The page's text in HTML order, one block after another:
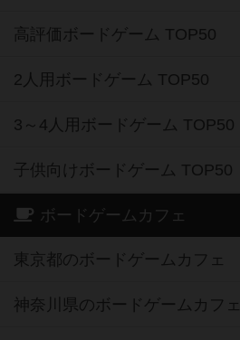
高評価ボードゲーム TOP50
2人用ボードゲーム TOP50
3～4人用ボードゲーム TOP50
子供向けボードゲーム TOP50
ボードゲームカフェ
東京都のボードゲームカフェ
神奈川県のボードゲームカフェ